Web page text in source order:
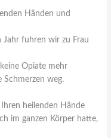
Händen und
Jahr fuhren wir zu Frau
Opiate mehr
Schmerzen weg.
heilenden Hände
im ganzen Körper hatte,